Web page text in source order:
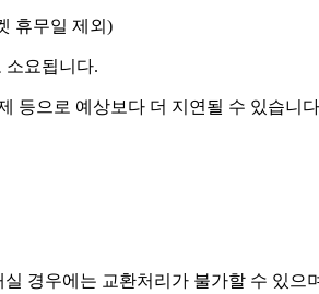
휴무일 제외)
소요됩니다.
등으로 예상보다 더 지연될 수 있습니
경우에는 교환처리가 불가할 수 있으